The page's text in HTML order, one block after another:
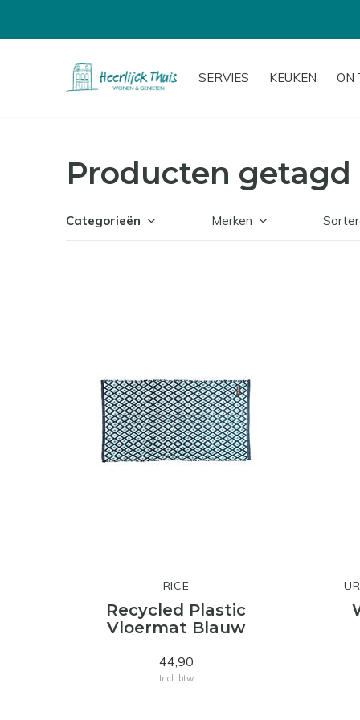
SERVIES KEUKEN ON
Producten
Categorieën Merken
RICE
Recycled Plastic
Vloermat Blauw
44,90
Incl. btw